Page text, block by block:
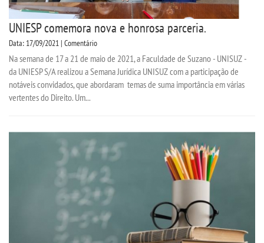
UNIESP comemora nova e honrosa parceria.
Data: 17/09/2021 | Comentário
Na semana de 17 a 21 de maio de 2021, a Faculdade de Suzano - UNISUZ -
da UNIESP S/A realizou a Semana Jurídica UNISUZ com a participação de
notáveis convidados, que abordaram temas de suma importância em várias
vertentes do Direito. Um...